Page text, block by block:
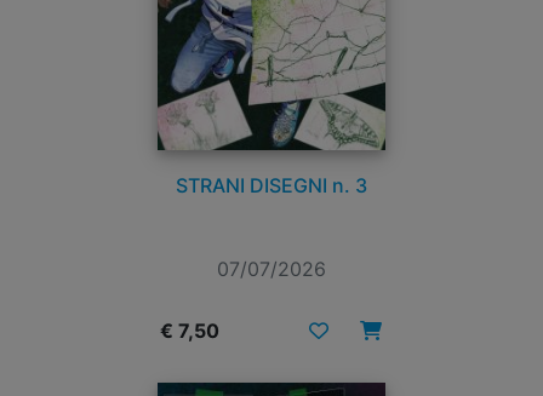
STRANI DISEGNI n. 3
07/07/2026
€ 7,50